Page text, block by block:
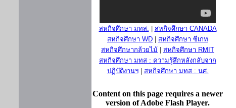
สหกิจศึกษา มทส.
สหกิจศึกษา CANADA
สหกิจศึกษา WD
สหกิจศึกษา ซีเกท
สหกิจศึกษากล้วยไม้
สหกิจศึกษา RMIT
สหกิจศึกษา มทส : ความรู้สึกหลังกลับจาก
ปฏิบัติงานฯ| สหกิจศึกษา มทส : นศ.
Content on this page requires a newer
version of Adobe Flash Player.